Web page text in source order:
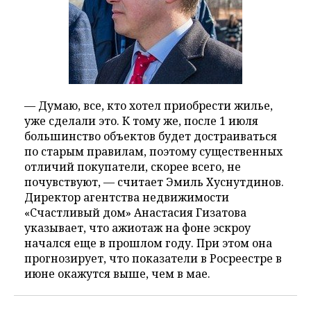
— Думаю, все, кто хотел приобрести жилье,
уже сделали это. К тому же, после 1 июля
большинство объектов будет достраиваться
по старым правилам, поэтому существенных
отличий покупатели, скорее всего, не
почувствуют, — считает Эмиль Хуснутдинов.
Директор агентства недвижимости
«Счастливый дом» Анастасия Гизатова
указывает, что ажиотаж на фоне эскроу
начался еще в прошлом году. При этом она
прогнозирует, что показатели в Росреестре в
июне окажутся выше, чем в мае.